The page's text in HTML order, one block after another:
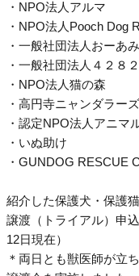
・NPO法人アルマ
・NPO法人Pooch Dog
・一般社団法人おーあ
・一般社団法人４２８
・NPO法人猫の森
・高円寺ニャンダラーズ
・認定NPO法人アニマ
・いぬ助け
・GUNDOG RESCUE
紹介した保護犬・保護
譲渡（トライアル）申
12日現在）
＊両日とも獣医師が立